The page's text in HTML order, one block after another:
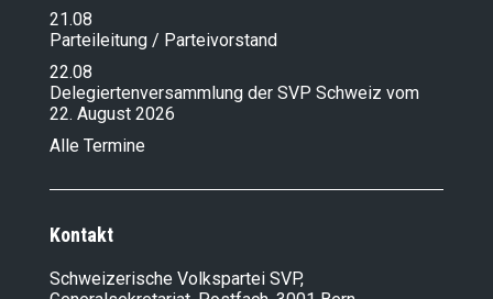
21.08
Parteileitung / Parteivorstand
22.08
Delegiertenversammlung der SVP Schweiz vom
22. August 2026
Alle Termine
Kontakt
Schweizerische Volkspartei SVP,